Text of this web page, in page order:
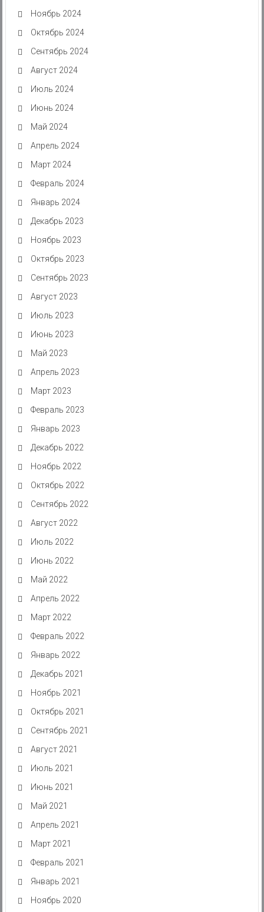
Ноябрь 2024
Октябрь 2024
Сентябрь 2024
Август 2024
Июль 2024
Июнь 2024
Май 2024
Апрель 2024
Март 2024
Февраль 2024
Январь 2024
Декабрь 2023
Ноябрь 2023
Октябрь 2023
Сентябрь 2023
Август 2023
Июль 2023
Июнь 2023
Май 2023
Апрель 2023
Март 2023
Февраль 2023
Январь 2023
Декабрь 2022
Ноябрь 2022
Октябрь 2022
Сентябрь 2022
Август 2022
Июль 2022
Июнь 2022
Май 2022
Апрель 2022
Март 2022
Февраль 2022
Январь 2022
Декабрь 2021
Ноябрь 2021
Октябрь 2021
Сентябрь 2021
Август 2021
Июль 2021
Июнь 2021
Май 2021
Апрель 2021
Март 2021
Февраль 2021
Январь 2021
Ноябрь 2020